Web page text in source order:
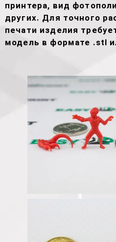
принтера, вид
других. Для точного
печати изделия
модель в формате .stl